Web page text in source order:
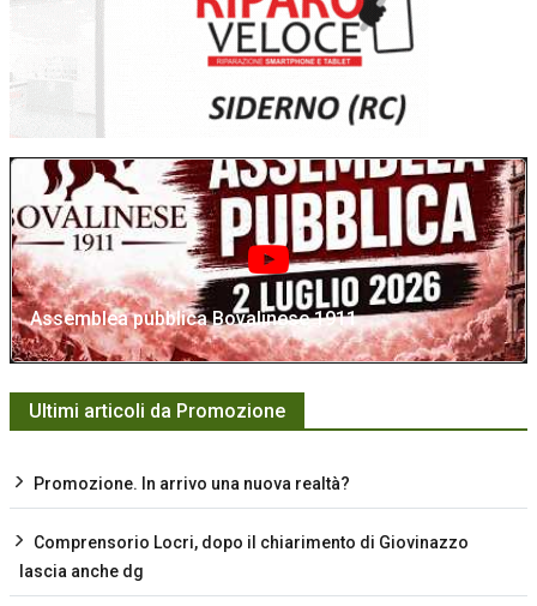
Assemblea pubblica Bovalinese 1911
Ultimi articoli da Promozione
Promozione. In arrivo una nuova realtà?
Comprensorio Locri, dopo il chiarimento di Giovinazzo
lascia anche dg